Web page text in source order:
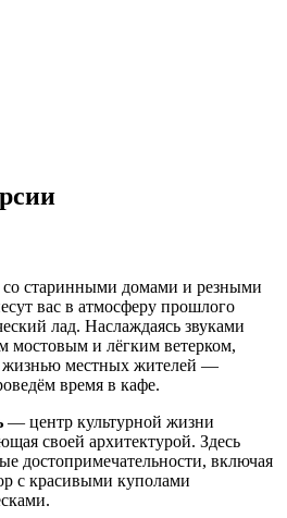
со старинными домами и резными
вас в атмосферу прошлого
лад. Наслаждаясь звуками
мостовым и лёгким ветерком,
жизнью местных жителей —
время в кафе.
— центр культурной жизни
своей архитектурой. Здесь
достопримечательности, включая
с красивыми куполами